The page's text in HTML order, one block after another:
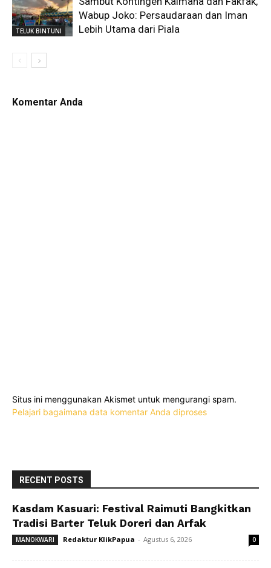
TELUK BINTUNI
Wabup Joko: Persaudaraan dan Iman
Lebih Utama dari Piala
Komentar Anda
Situs ini menggunakan Akismet untuk mengurangi spam.
Pelajari bagaimana data komentar Anda diproses
RECENT POSTS
Kasdam Kasuari: Festival Raimuti Bangkitkan
Tradisi Barter Teluk Doreri dan Arfak
MANOKWARI Redaktur KlikPapua - Agustus 6, 2026 0